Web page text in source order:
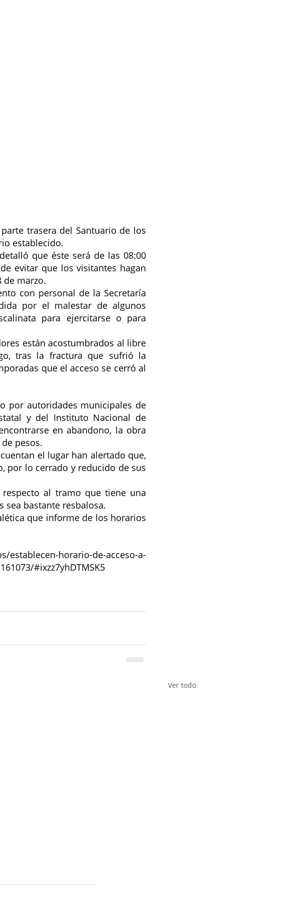
trasera del Santuario de los
establecido.
que éste será de las 08:00
evitar que los visitantes hagan
de marzo.
con personal de la Secretaría
por el malestar de algunos
para ejercitarse o para
están acostumbrados al libre
tras la fractura que sufrió la
que el acceso se cerró al
por autoridades municipales de
y del Instituto Nacional de
en abandono, la obra
pesos.
el lugar han alertado que,
por lo cerrado y reducido de sus
al tramo que tiene una
sea bastante resbalosa.
que informe de los horarios
establecen-horario-de-acceso-a-
#ixzz7yhDTMSK5
Ver todo